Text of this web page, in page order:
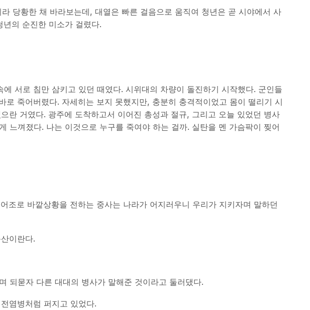
당황한 채 바라보는데, 대열은 빠른 걸음으로 움직여 청년은 곧 시야에서 사
의 순진한 미소가 걸렸다.
서로 침만 삼키고 있던 때였다. 시위대의 차량이 돌진하기 시작했다. 군인들
죽어버렸다. 자세히는 보지 못했지만, 충분히 충격적이었고 몸이 떨리기 시
란 거였다. 광주에 도착하고서 이어진 총성과 절규, 그리고 오늘 있었던 병사
느껴졌다. 나는 이것으로 누구를 죽여야 하는 걸까. 실탄을 멘 가슴팍이 찢어
조로 바깥상황을 전하는 중사는 나라가 어지러우니 우리가 지키자며 말하던
이란다.
되묻자 다른 대대의 병사가 말해준 것이라고 둘러댔다.
염병처럼 퍼지고 있었다.